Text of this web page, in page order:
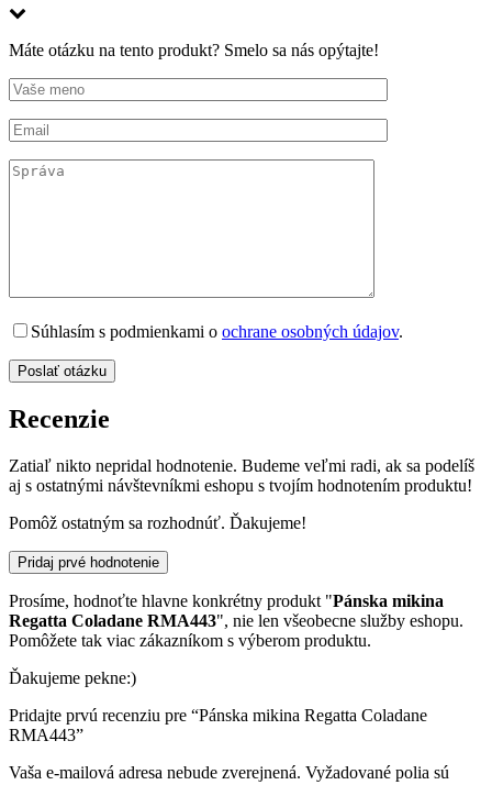
Máte otázku na tento produkt? Smelo sa nás opýtajte!
Súhlasím s podmienkami o ochrane osobných údajov.
Recenzie
Zatiaľ nikto nepridal hodnotenie. Budeme veľmi radi, ak sa podelíš
aj s ostatnými návštevníkmi eshopu s tvojím hodnotením produktu!
Pomôž ostatným sa rozhodnúť. Ďakujeme!
Pridaj prvé hodnotenie
Prosíme, hodnoťte hlavne konkrétny produkt "Pánska mikina
Regatta Coladane RMA443", nie len všeobecne služby eshopu.
Pomôžete tak viac zákazníkom s výberom produktu.
Ďakujeme pekne:)
Pridajte prvú recenziu pre “Pánska mikina Regatta Coladane
RMA443”
Vaša e-mailová adresa nebude zverejnená. Vyžadované polia sú